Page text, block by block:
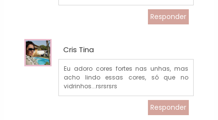
Responder
Cris Tina
Eu adoro cores fortes nas unhas, mas
acho lindo essas cores, só que no
vidrinhos...rsrsrsrs
Responder